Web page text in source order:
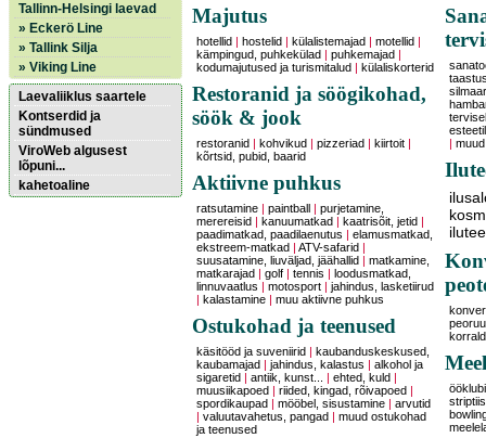
Tallinn-Helsingi laevad
» Eckerö Line
» Tallink Silja
» Viking Line
Laevaliiklus saartele
Kontserdid ja
sündmused
ViroWeb algusest
lõpuni...
kahetoaline
Majutus
hotellid hostelid külalistemajad |motellid
kämpingud, puhkekülad
|puhkemajad
kodumajutused ja turismitalud
külaliskorterid
Restoranid ja söögikohad,
söök & jook
restoranid kohvikud |pizzeriad kiirtoit
kõrtsid, pubid, baarid
Aktiivne puhkus
ratsutamine |paintball |purjetamine,
merereisid
kanuumatkad kaatrisõit, jetid
paadimatkad, paadilaenutus
|elamusmatkad,
ekstreem-matkad
|ATV-safarid
suusatamine, liuväljad, jäähallid
|matkamine,
matkarajad
|golf |tennis
loodusmatkad,
linnuvaatlus
|motosport |jahindus, lasketiirud
kalastamine |muu aktiivne puhkus
Ostukohad ja teenused
käsitööd ja suveniirid
kaubanduskeskused,
kaubamajad
|jahindus, kalastus |alkohol ja
sigaretid
|antiik, kunst... |ehted, kuld
muusiikapoed
|riided, kingad, rõivapoed
spordikaupad
|mööbel, sisustamine |arvutid
|valuutavahetus, pangad |muud ostukohad
ja teenused
|